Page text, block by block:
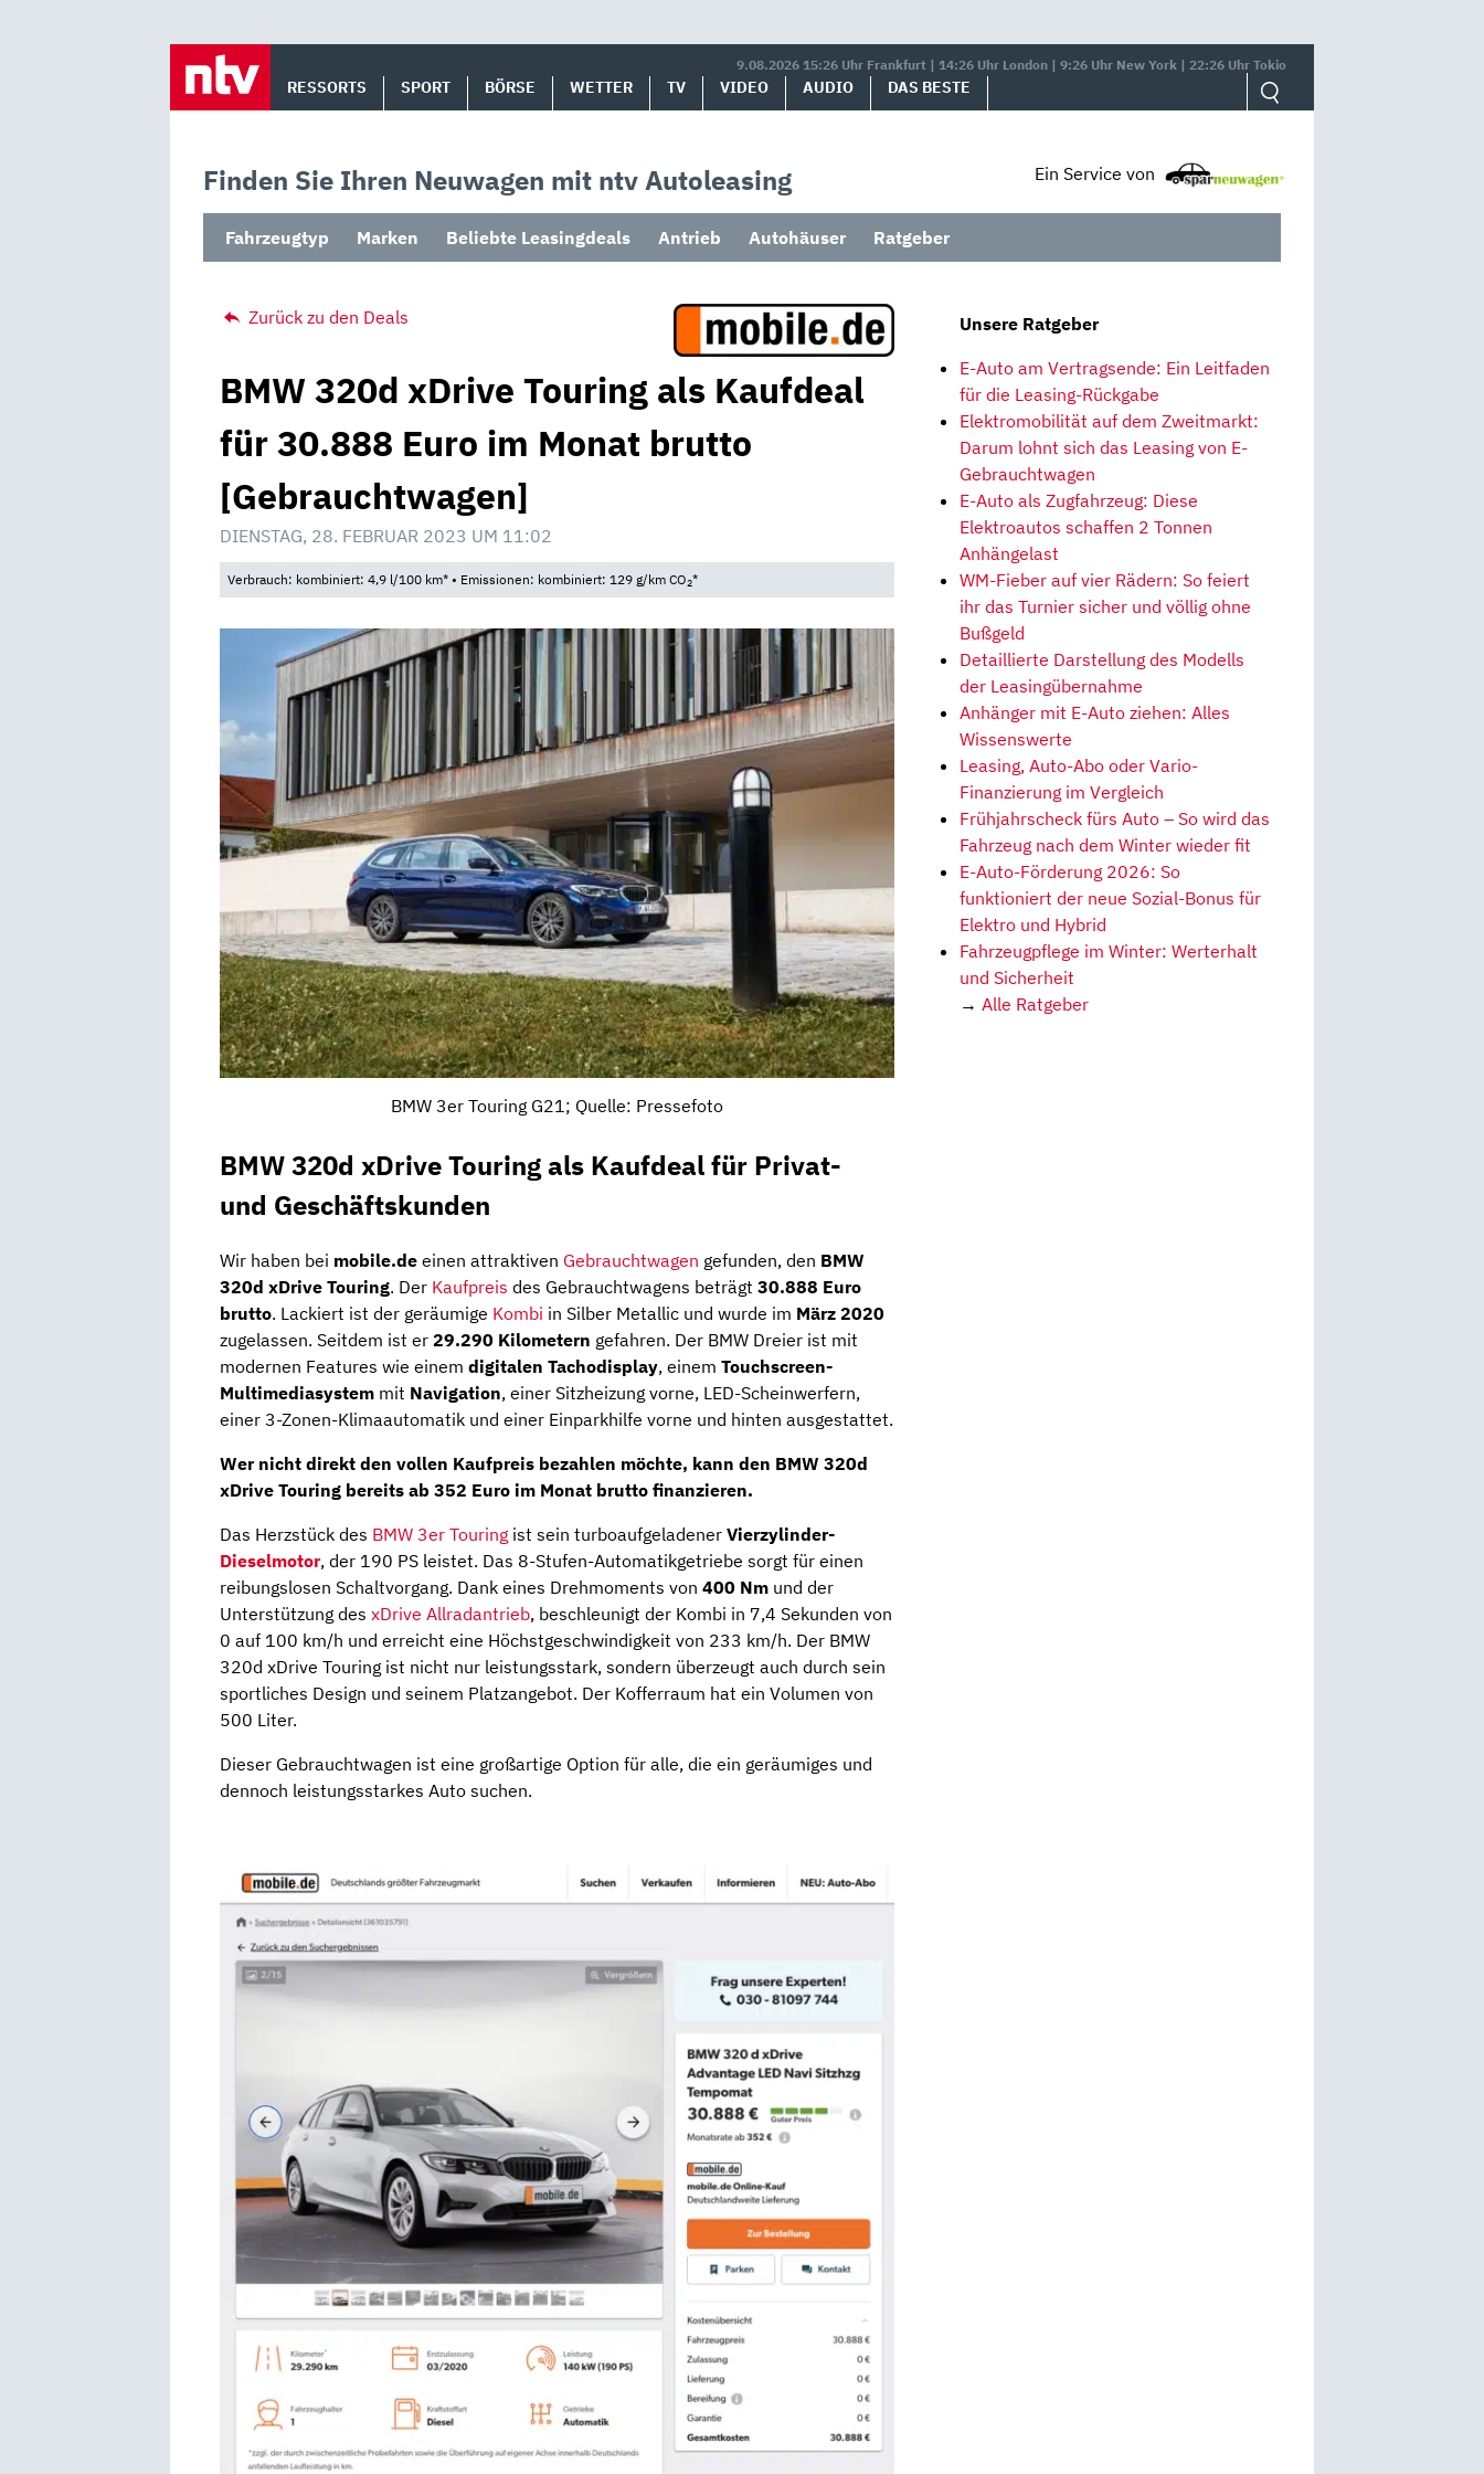
9.08.2026 15:26 Uhr Frankfurt | 14:26 Uhr London | 9:26 Uhr New York | 22:26 Uhr Tokio
RESSORTS SPORT BÖRSE WETTER TV VIDEO AUDIO DAS BESTE
Finden Sie Ihren Neuwagen mit ntv Autoleasing Ein Service von
Fahrzeugtyp Marken Beliebte Leasingdeals Antrieb Autohäuser Ratgeber
Zurück zu den Deals
BMW 320d xDrive Touring als Kaufdeal
für 30.888 Euro im Monat brutto
[Gebrauchtwagen]
DIENSTAG, 28. FEBRUAR 2023 UM 11:02
Verbrauch: kombiniert: 4,9 l/100 km* • Emissionen: kombiniert: 129 g/km CO2*
BMW 3er Touring G21; Quelle: Pressefoto
BMW 320d xDrive Touring als Kaufdeal für Privat-
und Geschäftskunden
Wir haben bei mobile.de einen attraktiven Gebrauchtwagen gefunden, den BMW
320d xDrive Touring. Der Kaufpreis des Gebrauchtwagens beträgt 30.888 Euro
brutto. Lackiert ist der geräumige Kombi in Silber Metallic und wurde im März 2020
zugelassen. Seitdem ist er 29.290 Kilometern gefahren. Der BMW Dreier ist mit
modernen Features wie einem digitalen Tachodisplay, einem Touchscreen-
Multimediasystem mit Navigation, einer Sitzheizung vorne, LED-Scheinwerfern,
einer 3-Zonen-Klimaautomatik und einer Einparkhilfe vorne und hinten ausgestattet.
Wer nicht direkt den vollen Kaufpreis bezahlen möchte, kann den BMW 320d
xDrive Touring bereits ab 352 Euro im Monat brutto finanzieren.
Das Herzstück des BMW 3er Touring ist sein turboaufgeladener Vierzylinder-
Dieselmotor, der 190 PS leistet. Das 8-Stufen-Automatikgetriebe sorgt für einen
reibungslosen Schaltvorgang. Dank eines Drehmoments von 400 Nm und der
Unterstützung des xDrive Allradantrieb, beschleunigt der Kombi in 7,4 Sekunden von
0 auf 100 km/h und erreicht eine Höchstgeschwindigkeit von 233 km/h. Der BMW
320d xDrive Touring ist nicht nur leistungsstark, sondern überzeugt auch durch sein
sportliches Design und seinem Platzangebot. Der Kofferraum hat ein Volumen von
500 Liter.
Dieser Gebrauchtwagen ist eine großartige Option für alle, die ein geräumiges und
dennoch leistungsstarkes Auto suchen.
Unsere Ratgeber
E-Auto am Vertragsende: Ein Leitfaden
für die Leasing-Rückgabe
Elektromobilität auf dem Zweitmarkt:
Darum lohnt sich das Leasing von E-
Gebrauchtwagen
E-Auto als Zugfahrzeug: Diese
Elektroautos schaffen 2 Tonnen
Anhängelast
WM-Fieber auf vier Rädern: So feiert
ihr das Turnier sicher und völlig ohne
Bußgeld
Detaillierte Darstellung des Modells
der Leasingübernahme
Anhänger mit E-Auto ziehen: Alles
Wissenswerte
Leasing, Auto-Abo oder Vario-
Finanzierung im Vergleich
Frühjahrscheck fürs Auto – So wird das
Fahrzeug nach dem Winter wieder fit
E-Auto-Förderung 2026: So
funktioniert der neue Sozial-Bonus für
Elektro und Hybrid
Fahrzeugpflege im Winter: Werterhalt
und Sicherheit
→ Alle Ratgeber